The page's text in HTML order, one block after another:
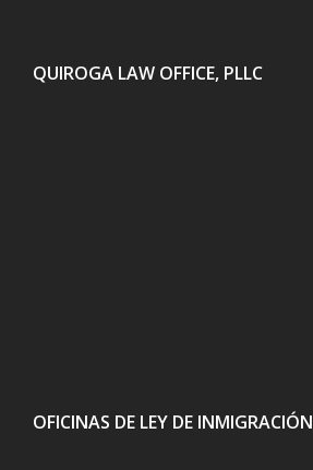
QUIROGA LAW OFFICE, PLLC
OFICINAS DE LEY DE INMIGRACIÓN